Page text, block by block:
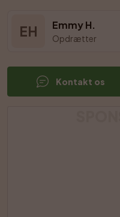
EH Emmy H.
Opdrætter
Kontakt os